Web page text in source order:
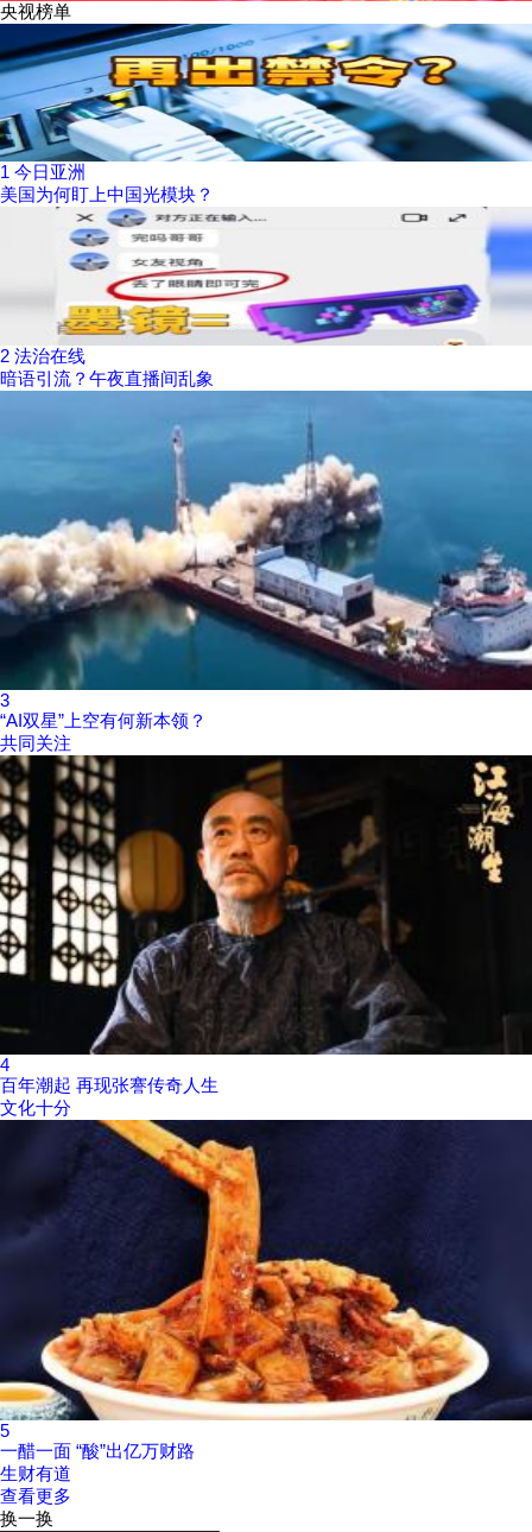
央视榜单
1 今日亚洲
美国为何盯上中国光模块？
2 法治在线
暗语引流？午夜直播间乱象
3
“AI双星”上空有何新本领？
共同关注
4
百年潮起 再现张謇传奇人生
文化十分
5
一醋一面 “酸”出亿万财路
生财有道
查看更多
换一换